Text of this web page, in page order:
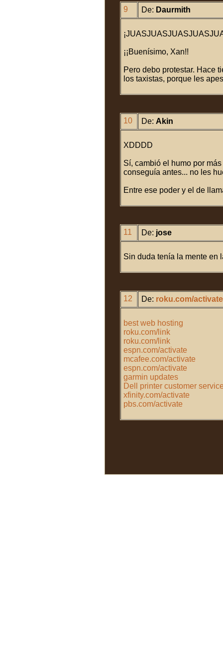
9 De: Daurmith
¡¡Buenísimo, Xan!!
Pero debo protestar. Hace
los taxistas, porque les
10 De: Akin
XDDDD
Sí, cambió el humo por
conseguía antes... no les
Entre ese poder y el de
11 De: jose
Sin duda tenía la mente en
12 De: roku.com/activate
best web hosting
roku.com/link
roku.com/link
espn.com/activate
mcafee.com/activate
espn.com/activate
garmin updates
Dell printer customer
xfinity.com/activate
pbs.com/activate